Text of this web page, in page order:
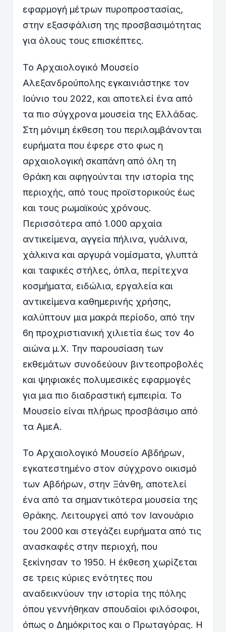
εφαρμογή μέτρων πυροπροστασίας,
στην εξασφάλιση της προσβασιμότητας
για όλους τους επισκέπτες.
Το Αρχαιολογικό Μουσείο
Αλεξανδρούπολης εγκαινιάστηκε τον
Ιούνιο του 2022, και αποτελεί ένα από
τα πιο σύγχρονα μουσεία της Ελλάδας.
Στη μόνιμη έκθεση του περιλαμβάνονται
ευρήματα που έφερε στο φως η
αρχαιολογική σκαπάνη από όλη τη
Θράκη και αφηγούνται την ιστορία της
περιοχής, από τους προϊστορικούς έως
και τους ρωμαϊκούς χρόνους.
Περισσότερα από 1.000 αρχαία
αντικείμενα, αγγεία πήλινα, γυάλινα,
χάλκινα και αργυρά νομίσματα, γλυπτά
και ταφικές στήλες, όπλα, περίτεχνα
κοσμήματα, ειδώλια, εργαλεία και
αντικείμενα καθημερινής χρήσης,
καλύπτουν μια μακρά περίοδο, από την
6η προχριστιανική χιλιετία έως τον 4ο
αιώνα μ.Χ. Την παρουσίαση των
εκθεμάτων συνοδεύουν βιντεοπροβολές
και ψηφιακές πολυμεσικές εφαρμογές
για μια πιο διαδραστική εμπειρία. Το
Μουσείο είναι πλήρως προσβάσιμο από
τα ΑμεΑ.
Το Αρχαιολογικό Μουσείο Αβδήρων,
εγκατεστημένο στον σύγχρονο οικισμό
των Αβδήρων, στην Ξάνθη, αποτελεί
ένα από τα σημαντικότερα μουσεία της
Θράκης. Λειτουργεί από τον Ιανουάριο
του 2000 και στεγάζει ευρήματα από τις
ανασκαφές στην περιοχή, που
ξεκίνησαν το 1950. Η έκθεση χωρίζεται
σε τρεις κύριες ενότητες που
αναδεικνύουν την ιστορία της πόλης
όπου γεννήθηκαν σπουδαίοι φιλόσοφοι,
όπως ο Δημόκριτος και ο Πρωταγόρας. Η